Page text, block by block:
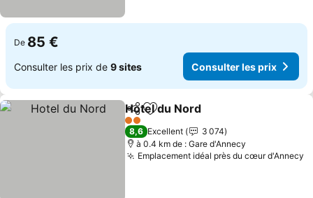
De 85 €
Consulter les prix de 9 sites Consulter les prix
PartagerAjouter à mes favoris
Hotel du Nord
2 Étoiles
8,6 Excellent
3 074
à 0.4 km de : Gare d'Annecy
Emplacement idéal près du cœur d'Annecy